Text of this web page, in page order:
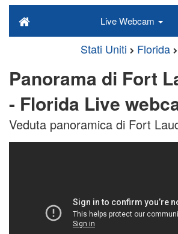
Live Webcam
Stati Uniti Florida
Panorama di Fort
- Florida Live
Veduta panoramica di Fort